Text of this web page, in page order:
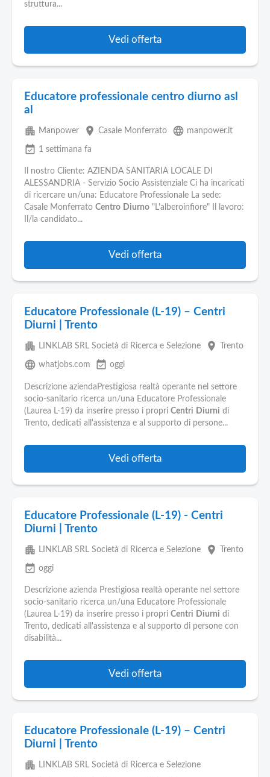
struttura...
Vedi offerta
Educatore professionale centro diurno asl
al
apartment Manpower place Casale Monferrato language manpower.it
event_available 1 settimana fa
Il nostro Cliente: AZIENDA SANITARIA LOCALE DI
ALESSANDRIA - Servizio Socio Assistenziale Ci ha incaricati
di ricercare un/una: Educatore Professionale La sede:
Casale Monferrato Centro Diurno "L'alberoinfiore" Il lavoro:
Il/la candidato...
Vedi offerta
Educatore Professionale (L-19) – Centri
Diurni | Trento
apartment LINKLAB SRL Società di Ricerca e Selezione place Trento
language whatjobs.com event_available oggi
Descrizione aziendaPrestigiosa realtà operante nel settore
socio-sanitario ricerca un/una Educatore Professionale
(Laurea L-19) da inserire presso i propri Centri Diurni di
Trento, dedicati all'assistenza e al supporto di persone...
Vedi offerta
Educatore Professionale (L-19) - Centri
Diurni | Trento
apartment LINKLAB SRL Società di Ricerca e Selezione place Trento
event_available oggi
Descrizione azienda Prestigiosa realtà operante nel settore
socio-sanitario ricerca un/una Educatore Professionale
(Laurea L-19) da inserire presso i propri Centri Diurni di
Trento, dedicati all'assistenza e al supporto di persone con
disabilità...
Vedi offerta
Educatore Professionale (L-19) – Centri
Diurni | Trento
apartment LINKLAB SRL Società di Ricerca e Selezione